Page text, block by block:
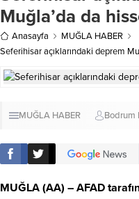
Muğla’da da
Anasayfa
MUĞLA HABER
Seferihisar açıklarındaki deprem
MUĞLA HABER Bodrum
MUĞLA (AA) – AFAD